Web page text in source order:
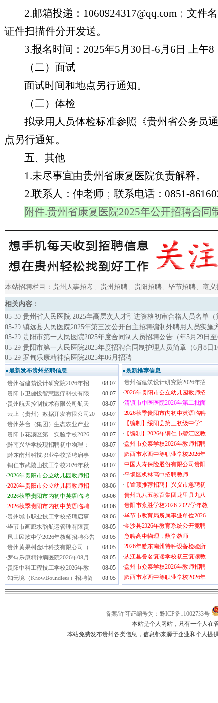
2.邮箱投递： 1060924317@qq.com ； 文件
证件扫描件分开发送。
3.报名时间：2025年5月30日-6月6日 上午
（二） 面试
面试时间和地点另行通知。
（三）体检
拟录用人员体检标准参照《贵州省公务员
点另行通知。
五、其他
1.未尽事宜由贵州省康复医院负责解释。
2.联系人： 仲老师 ； 联系电话： 0851-
附件.贵州省康复医院2025年公开招聘合同
本站招聘栏目： 贵州人事招考、 贵州招聘、 贵阳招聘、 毕节招聘、 遵义
相关内容：
05-30 贵州省人民医院 2025年高层次人才引进资格初审合格人员名单
05-29 镇远县人民医院2025年第三次公开自主招聘编制外聘用人员实施
05-29 贵阳市第一人民医院2025年度合同制人员招聘公告（年5月29日
05-29 贵阳市第一人民医院2025年度招聘合同制护理人员简章（6月8日
05-29 罗甸乐康精神病医院2025年06月招聘
●最新发布贵州招聘信息
·贵州省建筑设计研究院2026年招
08-07
·贵阳市卫健投智慧医疗科技有限
08-07
·贵州航天控制技术有限公司航天
08-07
·云上（贵州）数据开发有限公司20
08-07
·贵州茅台（集团）生态农业产业
08-07
·贵阳市花溪区第一实验学校2026
08-07
·黔南兴华学校现招聘初中物理；
08-07
·黔东南州科技职业学校招聘启事
08-07
·铜仁市武陵山技工学校2026年秋
08-07
·2026年贵阳市公立幼儿园教师招
08-06
·2026年贵阳市公立幼儿园教师招
08-06
·2026秋季贵阳市内初中英语临聘
08-06
·2026秋季贵阳市内初中英语临聘
08-06
·贵州城市职业技工学校招聘启事
08-06
·毕节市画廊水韵航运管理有限责
08-05
·凤山民族中学2026年教师招聘公告
08-05
·贵州黄果树金叶科技有限公司（
08-05
·罗甸乐康精神病医院2026年08月
08-05
·贵阳中科工程技工学校2026年教
08-05
·知无境（KnowBoundless）招聘简 08-05
●最新推荐信息
·贵州省建筑设计研究院2026年招
·2026年贵阳市公立幼儿园教师招
·清镇市中医医院2026年第二批面
·2026秋季贵阳市内初中英语临聘
· 【编制】绥阳县第三初级中学“
· 【编制】2026年铜仁市碧江区教
·盘州市众泰学校2026年教师招聘
·黔西市水西中等职业学校2026年
·中国人寿保险股份有限公司贵阳
·平坝区枫林高中招聘教师
· 【置顶推荐招聘】兴义市急聘初
·贵州九八五教育集团龙里县九八
·贵阳市永胜学校2026-2027学年教
·毕节市教育局所属事业单位2026
·金沙县2026年教育系统公开竞聘
·急聘高中物理，数学教师
·2026年黔东南州特种设备检验所
·从江县誉名复读学校初三复读教
·盘州市众泰学校2026年教师招聘
·黔西市水西中等职业学校2026年
备案/许可证编号为：黔ICP备11002733号
本站是个人网站，只有一个人在
本站免费发布贵州各类信息，信息都来源于企业和个人提